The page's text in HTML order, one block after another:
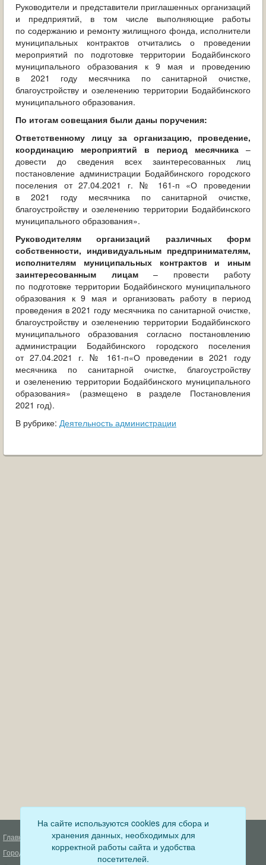
Руководители и представители приглашенных организаций
и предприятий, в том числе выполняющие работы
по содержанию и ремонту жилищного фонда, исполнители
муниципальных контрактов отчитались о проведении
мероприятий по подготовке территории Бодайбинского
муниципального образования к 9 мая и проведению
в 2021 году месячника по санитарной очистке,
благоустройству и озеленению территории Бодайбинского
муниципального образования.
По итогам совещания были даны поручения:
Ответственному лицу за организацию, проведение,
координацию мероприятий в период месячника –
довести до сведения всех заинтересованных лиц
постановление администрации Бодайбинского городского
поселения от 27.04.2021 г. № 161-п «О проведении
в 2021 году месячника по санитарной очистке,
благоустройству и озеленению территории Бодайбинского
муниципального образования».
Руководителям организаций различных форм
собственности, индивидуальным предпринимателям,
исполнителям муниципальных контрактов и иным
заинтересованным лицам– провести работу
по подготовке территории Бодайбинского муниципального
образования к 9 мая и организовать работу в период
проведения в 2021 году месячника по санитарной очистке,
благоустройству и озеленению территории Бодайбинского
муниципального образования согласно постановлению
администрации Бодайбинского городского поселения
от 27.04.2021 г. № 161-п«О проведении в 2021 году
месячника по санитарной очистке, благоустройству
и озеленению территории Бодайбинского муниципального
образования» (размещено в разделе Постановления
2021 год).
В рубрике: Деятельность администрации
Главная
Город
Деятельность прокуратуры
Муниципальный контроль
На сайте используются cookies для сбора и
хранения данных, необходимых для
корректной работы сайта и удобства
посетителей.